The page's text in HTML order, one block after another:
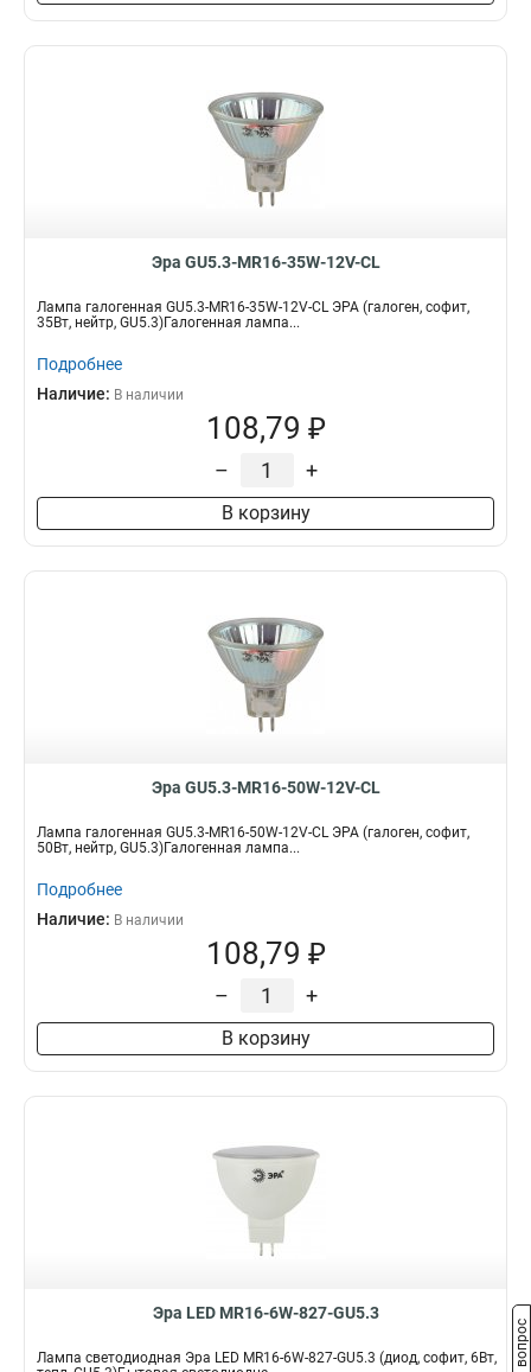
Эра GU5.3-MR16-35W-12V-CL
Лампа галогенная GU5.3-MR16-35W-12V-CL ЭРА (галоген, софит,
35Вт, нейтр, GU5.3)Галогенная лампа...
Подробнее
Наличие: В наличии
108,79 ₽
– +
В корзину
Эра GU5.3-MR16-50W-12V-CL
Лампа галогенная GU5.3-MR16-50W-12V-CL ЭРА (галоген, софит,
50Вт, нейтр, GU5.3)Галогенная лампа...
Подробнее
Наличие: В наличии
108,79 ₽
– +
В корзину
Эра LED MR16-6W-827-GU5.3
Лампа светодиодная Эра LED MR16-6W-827-GU5.3 (диод, софит, 6Вт,